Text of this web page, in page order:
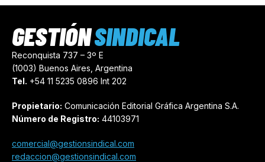
Reconquista 737 – 3º E
(1003) Buenos Aires, Argentina
Tel. +54 11 5235 0896 Int 202
Propietario: Comunicación Editorial Gráfica Argentina S.A.
Número de Registro: 44103971
comercial@gestionsindical.com
redaccion@gestionsindical.com
GESTIÓNSINDICAL